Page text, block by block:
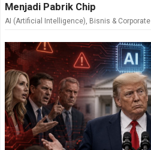
Menjadi Pabrik Chip
AI (Artificial Intelligence), Bisnis & Corporate